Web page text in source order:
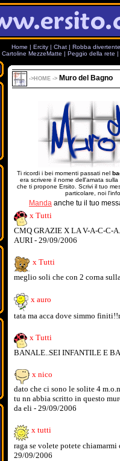
Home | Ercity | Chat | Robba
Cartoline MezzeMatte | Peggio della rete |
-> HOME -> Muro del Bagno
Ti ricordi i bei momenti passati nel
era scrivere il nome dell'amata sulla
che ti propone Ersito. Scrivi il tuo
particolare, noi
Manda anche tu il tuo
x Tutti
CMQ GRAZIE X LA V-A-C-C-
AURI - 29/09/2006
x Tutti
meglio soli che con 2 corna
x auro
tata ma acca dove simmo
x Tutti
BANALE..SEI INFANTILE E
x nico
dato che ci sono le solite 4
tu nn abbia scritto in questo
da eli - 29/09/2006
x tutti
raga se volete potete
29/09/2006